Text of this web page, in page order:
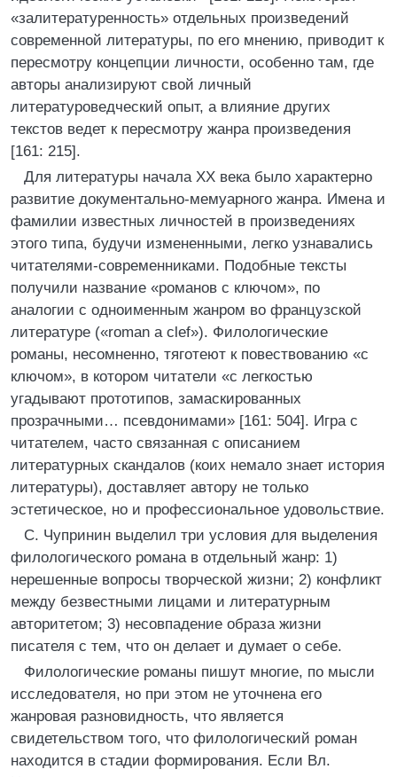
«залитературенность» отдельных произведений
современной литературы, по его мнению, приводит к
пересмотру концепции личности, особенно там, где
авторы анализируют свой личный
литературоведческий опыт, а влияние других
текстов ведет к пересмотру жанра произведения
[161: 215].
Для литературы начала XX века было характерно
развитие документально-мемуарного жанра. Имена и
фамилии известных личностей в произведениях
этого типа, будучи измененными, легко узнавались
читателями-современниками. Подобные тексты
получили название «романов с ключом», по
аналогии с одноименным жанром во французской
литературе («roman a clef»). Филологические
романы, несомненно, тяготеют к повествованию «с
ключом», в котором читатели «с легкостью
угадывают прототипов, замаскированных
прозрачными… псевдонимами» [161: 504]. Игра с
читателем, часто связанная с описанием
литературных скандалов (коих немало знает история
литературы), доставляет автору не только
эстетическое, но и профессиональное удовольствие.
С. Чупринин выделил три условия для выделения
филологического романа в отдельный жанр: 1)
нерешенные вопросы творческой жизни; 2) конфликт
между безвестными лицами и литературным
авторитетом; 3) несовпадение образа жизни
писателя с тем, что он делает и думает о себе.
Филологические романы пишут многие, по мысли
исследователя, но при этом не уточнена его
жанровая разновидность, что является
свидетельством того, что филологический роман
находится в стадии формирования. Если Вл.